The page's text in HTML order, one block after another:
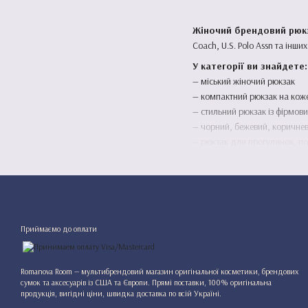
Жіночий брендовий
Coach, U.S. Polo Assn та
У категорії ви знайдете:
— міський жіночий рюкзак
— компактний рюкзак на
— стильний рюкзак із
— чорний, бежевий,
Приймаємо до оплати
Romanova Room — мультибрендовий магазин оригінальної косметики, брендових
сумок та аксесуарів із США та Європи. Прямі поставки, 100% оригінальна
продукція, вигідні ціни, швидка доставка по всій Україні.